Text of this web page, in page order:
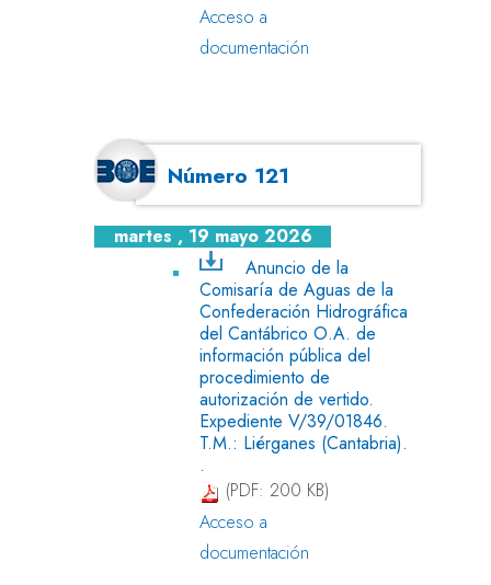
Acceso a
documentación
Número 121
martes , 19 mayo 2026
Anuncio de la
Comisaría de Aguas de la
Confederación Hidrográfica
del Cantábrico O.A. de
información pública del
procedimiento de
autorización de vertido.
Expediente V/39/01846.
T.M.: Liérganes (Cantabria).
.
(PDF: 200 KB)
Acceso a
documentación